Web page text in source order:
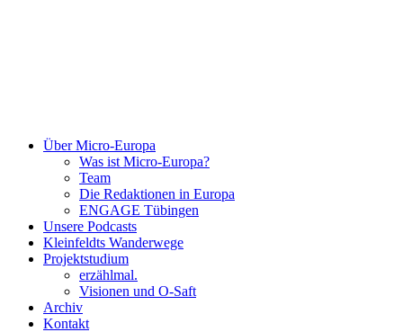
Über Micro-Europa
Was ist Micro-Europa?
Team
Die Redaktionen in Europa
ENGAGE Tübingen
Unsere Podcasts
Kleinfeldts Wanderwege
Projektstudium
erzählmal.
Visionen und O-Saft
Archiv
Kontakt